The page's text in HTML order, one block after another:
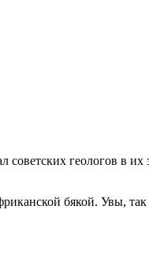
советских геологов в
бякой. Увы,